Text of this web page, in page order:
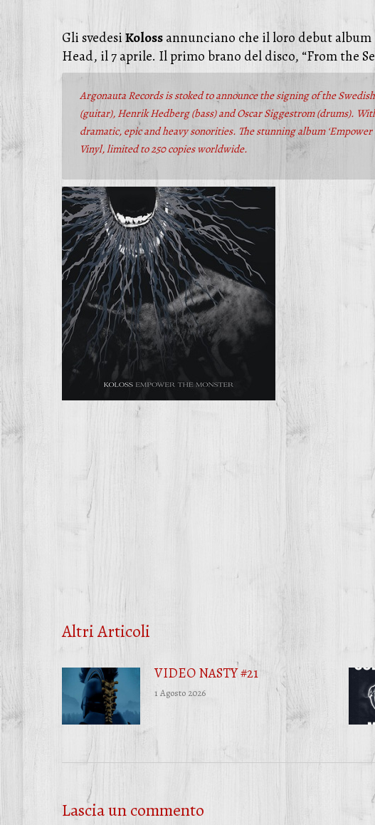
Gli svedesiKolossannunciano che il loro debut album
Head, il 7 aprile. Il primo brano del disco, “From the
Argonauta Records is stoked to announce the signing of the
(guitar), Henrik Hedberg (bass) and Oscar Siggestrom (drums).
dramatic, epic and heavy sonorities. The stunning album
Vinyl, limited to 250 copies worldwide.
Altri Articoli
VIDEO NASTY #21
1 Agosto 2026
Lascia un commento